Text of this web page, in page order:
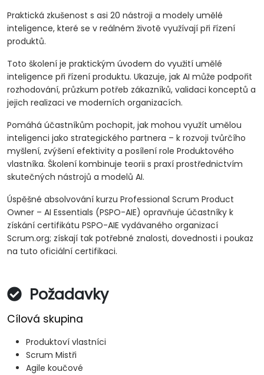
Praktická zkušenost s asi 20 nástroji a modely umělé
inteligence, které se v reálném životě využívají při řízení
produktů.
Toto školení je praktickým úvodem do využití umělé
inteligence při řízení produktu. Ukazuje, jak AI může podpořit
rozhodování, průzkum potřeb zákazníků, validaci konceptů a
jejich realizaci ve moderních organizacích.
Pomáhá účastníkům pochopit, jak mohou využít umělou
inteligenci jako strategického partnera – k rozvoji tvůrčího
myšlení, zvýšení efektivity a posílení role Produktového
vlastníka. Školení kombinuje teorii s praxí prostřednictvím
skutečných nástrojů a modelů AI.
Úspěšné absolvování kurzu Professional Scrum Product
Owner – AI Essentials (PSPO-AIE) opravňuje účastníky k
získání certifikátu PSPO-AIE vydávaného organizací
Scrum.org; získají tak potřebné znalosti, dovednosti i poukaz
na tuto oficiální certifikaci.
Požadavky
Cílová skupina
Produktoví vlastníci
Scrum Mistři
Agile koučové